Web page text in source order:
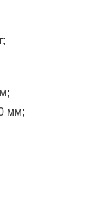
мм;